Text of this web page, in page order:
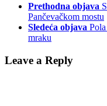
Prethodna objava
Pančevačkom mostu
Sledeća objava
mraku
Leave a Reply